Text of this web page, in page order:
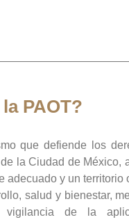
PAOT?
que defiende los
la Ciudad de México,
adecuado y un territorio
salud y bienestar,
vigilancia de la